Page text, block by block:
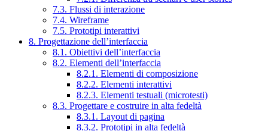
7.3. Flussi di interazione
7.4. Wireframe
7.5. Prototipi interattivi
8. Progettazione dell’interfaccia
8.1. Obiettivi dell’interfaccia
8.2. Elementi dell’interfaccia
8.2.1. Elementi di composizione
8.2.2. Elementi interattivi
8.2.3. Elementi testuali (microtesti)
8.3. Progettare e costruire in alta fedeltà
8.3.1. Layout di pagina
8.3.2. Prototipi in alta fedeltà